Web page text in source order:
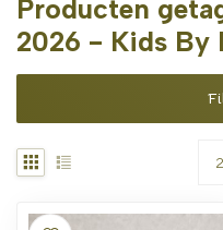
Producten
2026 - Kids By